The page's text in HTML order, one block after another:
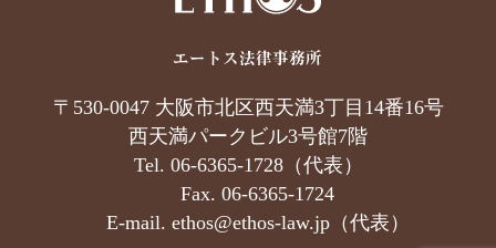
〒530-0047 大阪市北区西天満3丁目14番16号
西天満パークビル3号館7階
Tel. 06-6365-1728（代表）
Fax. 06-6365-1724
E-mail. ethos@ethos-law.jp（代表）